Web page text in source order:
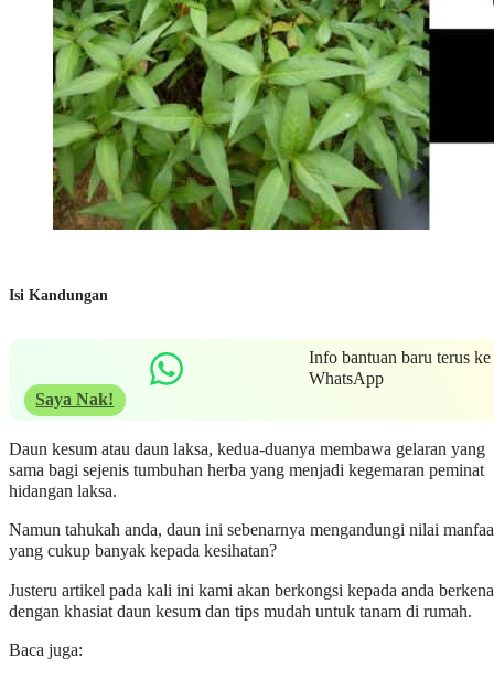
Isi Kandungan
Info bantuan baru terus ke
WhatsApp
Saya Nak!
Daun kesum atau daun laksa, kedua-duanya membawa gelaran yang
sama bagi sejenis tumbuhan herba yang menjadi kegemaran peminat
hidangan laksa.
Namun tahukah anda, daun ini sebenarnya mengandungi nilai
yang cukup banyak kepada kesihatan?
Justeru artikel pada kali ini kami akan berkongsi kepada anda
dengan khasiat daun kesum dan tips mudah untuk tanam di rumah.
Baca juga: